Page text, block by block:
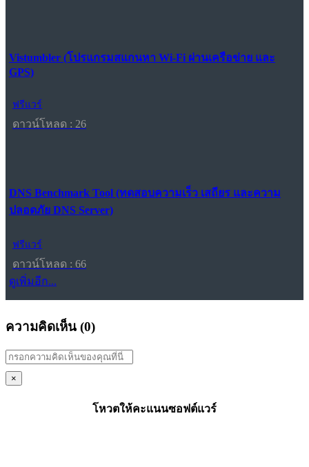
Vistumbler (โปรแกรมสแกนหา Wi-Fi ผ่านเครือข่าย และ
GPS)
ฟรีแวร์
ดาวน์โหลด : 26
DNS Benchmark Tool (ทดสอบความเร็ว เสถียร และความ
ปลอดภัย DNS Server)
ฟรีแวร์
ดาวน์โหลด : 66
ดูเพิ่มอีก...
ความคิดเห็น (0)
×
โหวตให้คะแนนซอฟต์แวร์